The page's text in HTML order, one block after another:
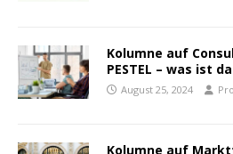
Kolumne auf
PESTEL – was ist
August 25, 2024
Kolumne auf